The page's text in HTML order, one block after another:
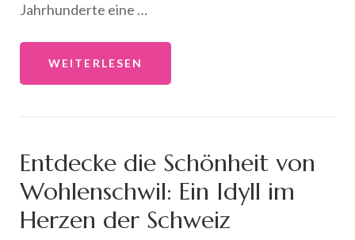
Jahrhunderte eine …
WEITERLESEN
Entdecke die Schönheit von
Wohlenschwil: Ein Idyll im
Herzen der Schweiz